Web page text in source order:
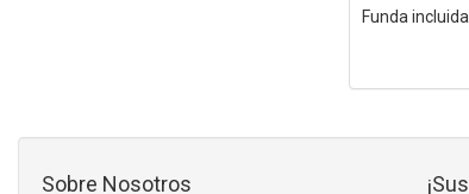
Funda
Sobre Nosotros